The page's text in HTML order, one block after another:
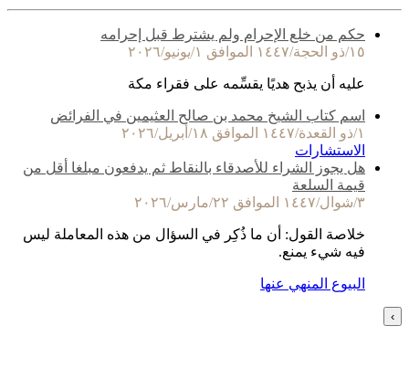
حكم من خلع الإحرام ولم يشترط قبل إحرامه
١٥/ذو الحجة/١٤٤٧ الموافق ١/يونيو/٢٠٢٦
عليه أن يذبح هديًا يقسِّمه على فقراء مكة
اسم كتاب الشيخ محمد بن صالح العثيمين في الفرائض
١/ذو القعدة/١٤٤٧ الموافق ١٨/أبريل/٢٠٢٦
الاستشارات
هل يجوز الشراء للأصدقاء بالنقاط ثم يدفعون مبلغا أقل من
قيمة السلعة
٣/شوال/١٤٤٧ الموافق ٢٢/مارس/٢٠٢٦
خلاصة القول: أن ما ذُكِر في السؤال من هذه المعاملة ليس
فيه شيء يمنع.
البيوع المنهي عنها
›